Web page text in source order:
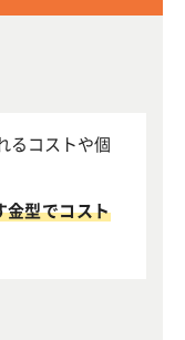
るコストや個
金型でコスト